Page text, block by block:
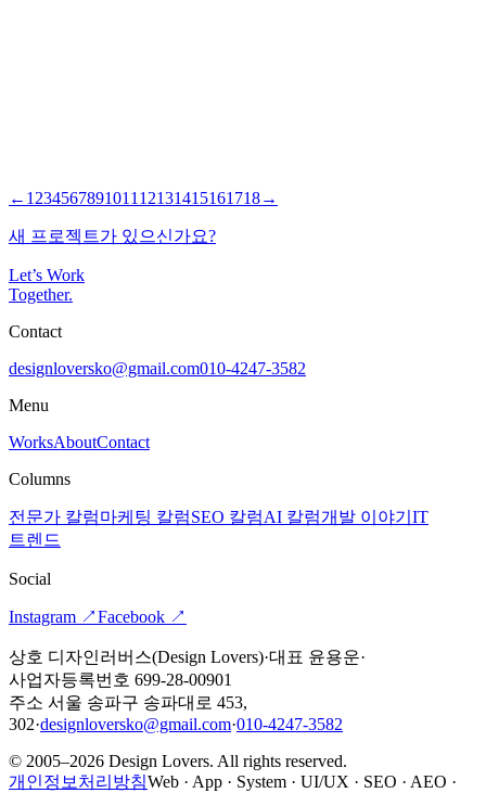
← 123456789101112131415161718→
새 프로젝트가 있으신가요?
Let’s Work
Together.
Contact
designloversko@gmail.com010-4247-3582
Menu
WorksAboutContact
Columns
전문가 칼럼마케팅 칼럼SEO 칼럼AI 칼럼개발 이야기 IT
트렌드
Social
Instagram ↗Facebook ↗
상호 디자인러버스(Design Lovers)·대표 윤용운·
사업자등록번호 699-28-00901
주소 서울 송파구 송파대로 453,
302·designloversko@gmail.com·010-4247-3582
© 2005–2026 Design Lovers. All rights reserved.
개인정보처리방침Web · App · System · UI/UX · SEO · AEO ·